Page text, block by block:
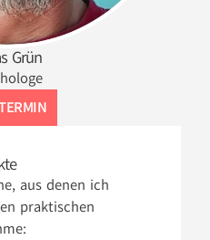
Grün
aus denen ich
praktischen